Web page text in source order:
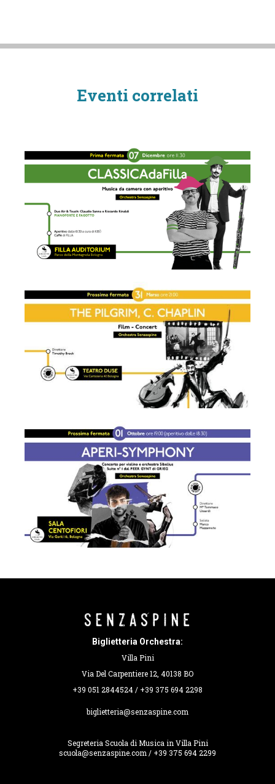
Eventi correlati
Biglietteria Orchestra:
Villa Pini
Via Del Carpentiere 12, 40138 BO
+39 051 2844524 / +39 375 694 2298
biglietteria@senzaspine.com
Segreteria Scuola di Musica in Villa Pini
scuola@senzaspine.com / +39 375 694 2299